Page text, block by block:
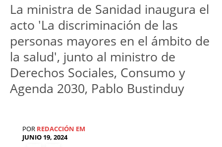
La ministra de Sanidad inaugura el
acto 'La discriminación de las
personas mayores en el ámbito de
la salud', junto al ministro de
Derechos Sociales, Consumo y
Agenda 2030, Pablo Bustinduy
POR REDACCIÓN EM
JUNIO 19, 2024